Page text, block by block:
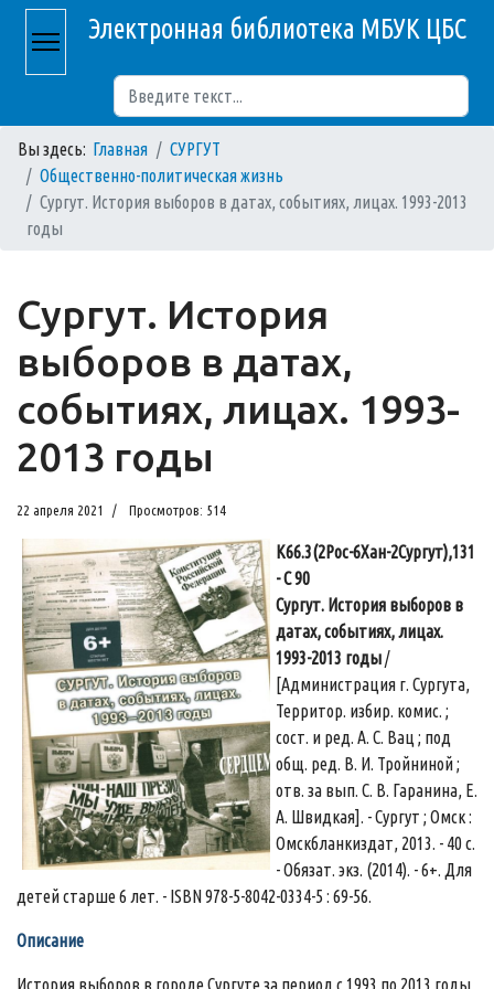
Электронная библиотека МБУК ЦБС
Вы здесь: Главная
СУРГУТ
Общественно-политическая жизнь
Сургут. История выборов в датах, событиях, лицах. 1993-2013
годы
Сургут. История
выборов в датах,
событиях, лицах. 1993-
2013 годы
22 апреля 2021 Просмотров: 514
К66.3(2Рос-6Хан-2Сургут),131
- С 90
Сургут. История выборов в
датах, событиях, лицах.
1993-2013 годы/
[Администрация г. Сургута,
Территор. избир. комис. ;
сост. и ред. А. С. Вац ; под
общ. ред. В. И. Тройниной ;
отв. за вып. С. В. Гаранина, Е.
А. Швидкая]. - Сургут ; Омск :
Омскбланкиздат, 2013. - 40 с.
- Обязат. экз. (2014). - 6+. Для
детей старше 6 лет. - ISBN 978-5-8042-0334-5 : 69-56.
Описание
История выборов в городе Сургуте за период с 1993 по 2013 годы.